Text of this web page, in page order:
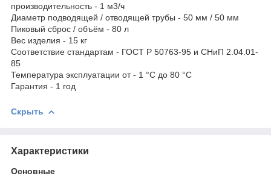
производительность - 1 м3/ч
Диаметр подводящей / отводящей трубы - 50 мм / 50 мм
Пиковый сброс / объём - 80 л
Вес изделия - 15 кг
Соответствие стандартам - ГОСТ Р 50763-95 и СНиП 2.04.01-
85
Температура эксплуатации от - 1 °С до 80 °С
Гарантия - 1 год
Скрыть
Характеристики
Основные